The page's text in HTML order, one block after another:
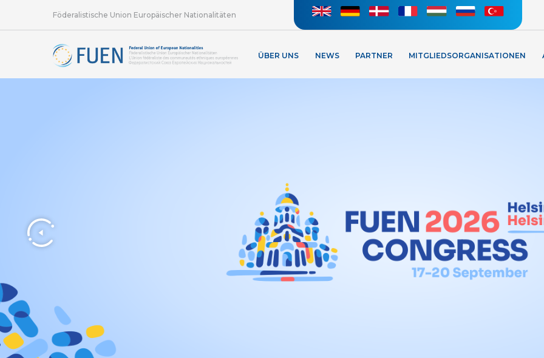
Föderalistische Union Europäischer Nationalitäten
ÜBER UNS NEWS PARTNER MITGLIEDSORGANISATIONEN